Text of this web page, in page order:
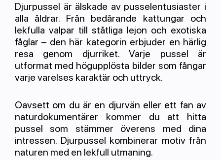
Djurpussel är älskade av pusselentusiaster i
alla åldrar. Från bedårande kattungar och
lekfulla valpar till ståtliga lejon och exotiska
fåglar – den här kategorin erbjuder en härlig
resa genom djurriket. Varje pussel är
utformat med högupplösta bilder som fångar
varje varelses karaktär och uttryck.
Oavsett om du är en djurvän eller ett fan av
naturdokumentärer kommer du att hitta
pussel som stämmer överens med dina
intressen. Djurpussel kombinerar motiv från
naturen med en lekfull utmaning.